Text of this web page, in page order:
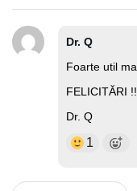
Dr. Q
Foarte util
FELICITĂRI
Dr. Q
1